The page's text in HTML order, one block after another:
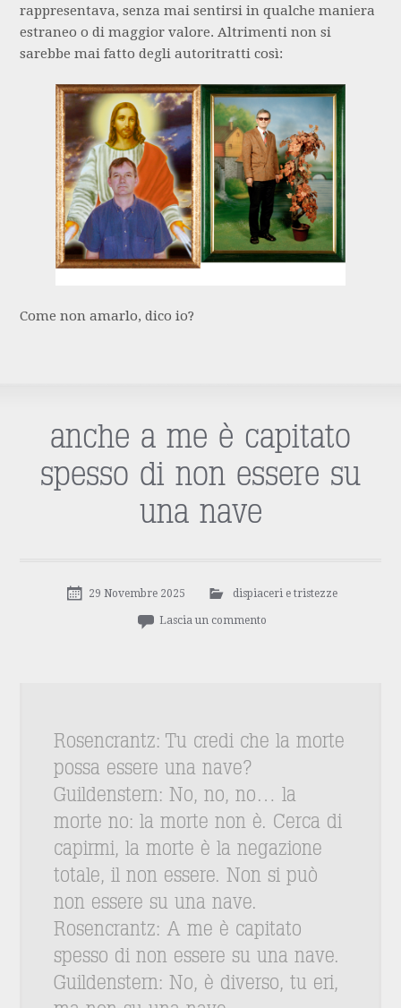
rappresentava, senza mai sentirsi in qualche maniera
estraneo o di maggior valore. Altrimenti non si
sarebbe mai fatto degli autoritratti così:
Come non amarlo, dico io?
anche a me è capitato
spesso di non essere su
una nave
29 Novembre 2025 dispiaceri e tristezze
Lascia un commento
Rosencrantz: Tu credi che la morte
possa essere una nave?
Guildenstern: No, no, no… la
morte no: la morte non è. Cerca di
capirmi, la morte è la negazione
totale, il non essere. Non si può
non essere su una nave.
Rosencrantz: A me è capitato
spesso di non essere su una nave.
Guildenstern: No, è diverso, tu eri,